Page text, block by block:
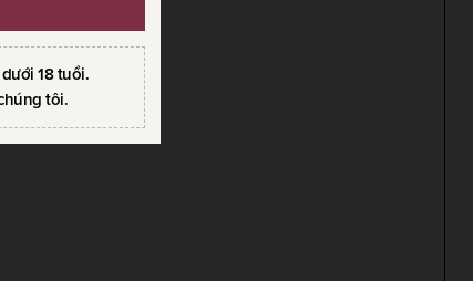
18 tuổi.
tôi.